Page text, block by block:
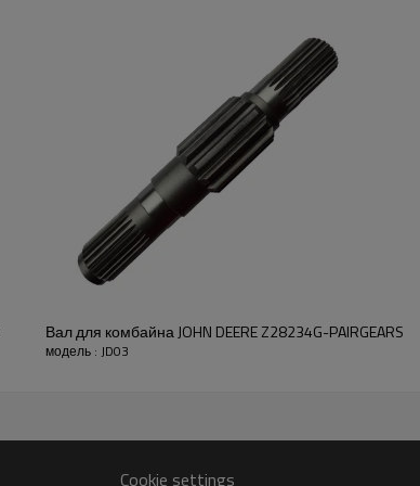
Шестерня OEM No H32057
зерноуборочных комбайнов
950, 955, 960, 965, 965H,
985HY/4, 1055, 1065,
1075HY/4(-041200), (-
1068H(041201-), 1072, 1075,
1085HY/4(041201-), 1165(-
1175(060155-091543).
Компания Pairgears
передачи.
Для получения расценок
Вал для комбайна JOHN DEERE Z28234G-PAIRGEARS
модель : JD03
Cookie settings